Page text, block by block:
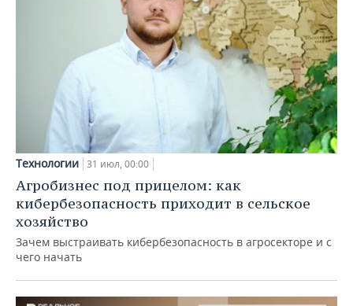
Технологии 31 июл, 00:00
Агробизнес под прицелом: как
кибербезопасность приходит в сельское
хозяйство
Зачем выстраивать кибербезопасность в агросекторе и с
чего начать